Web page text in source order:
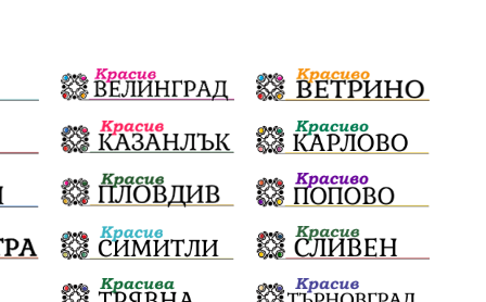
производство Добро дело
Апостол Апостолов
фолклор пострадал
насилие Пътна безопасност